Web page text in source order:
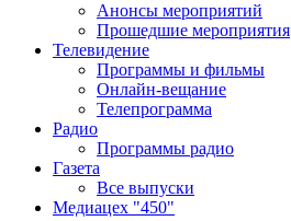
Анонсы мероприятий
Прошедшие мероприятия
Телевидение
Программы и фильмы
Онлайн-вещание
Телепрограмма
Радио
Программы радио
Газета
Все выпуски
Медиацех "450"